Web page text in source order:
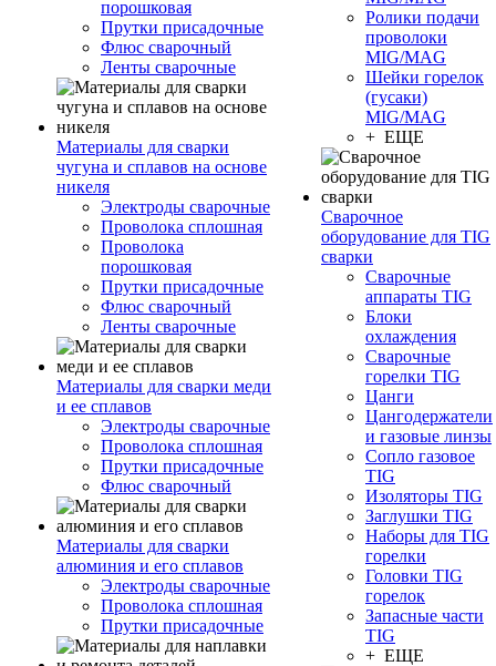
порошковая
Прутки присадочные
Флюс сварочный
Ленты сварочные
Материалы для сварки
чугуна и сплавов на основе
никеля
Электроды сварочные
Проволока сплошная
Проволока
порошковая
Прутки присадочные
Флюс сварочный
Ленты сварочные
Материалы для сварки меди
и ее сплавов
Электроды сварочные
Проволока сплошная
Прутки присадочные
Флюс сварочный
Материалы для сварки
алюминия и его сплавов
Электроды сварочные
Проволока сплошная
Прутки присадочные
Ролики подачи
проволоки
MIG/MAG
Шейки горелок
(гусаки)
MIG/MAG
+ ЕЩЕ
Сварочное
оборудование для TIG
сварки
Сварочные
аппараты TIG
Блоки
охлаждения
Сварочные
горелки TIG
Цанги
Цангодержатели
и газовые линзы
Сопло газовое
TIG
Изоляторы TIG
Заглушки TIG
Наборы для TIG
горелки
Головки TIG
горелок
Запасные части
TIG
+ ЕЩЕ